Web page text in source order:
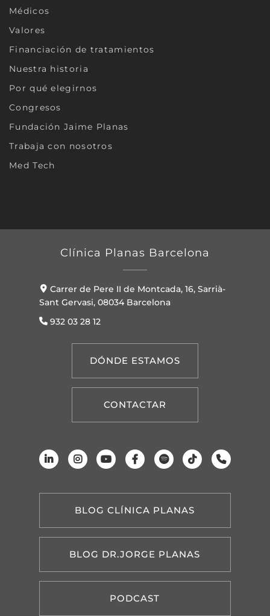
Médicos
Valores
Financiación de tratamientos
Nuestra historia
Por qué elegirnos
Congresos
Fundación Jaime Planas
Trabaja con nosotros
Med Tech
Clínica Planas Barcelona
Carrer de Pere II de Montcada, 16, Sarrià-
Sant Gervasi, 08034 Barcelona
932 03 28 12
DÓNDE ESTAMOS
CONTACTAR
BLOG CLÍNICA PLANAS
BLOG DR.JORGE PLANAS
PODCAST